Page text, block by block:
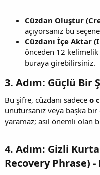
Cüzdan Oluştur
açıyorsanız bu
Cüzdanı İçe Aktar
önceden 12
buraya girebilirsiniz.
3. Adım: Güçlü Bir
Bu şifre, cüzdanı sadece o
unutursanız veya başka
yaramaz; asıl önemli olan
4. Adım: Gizli
Recovery Phrase)